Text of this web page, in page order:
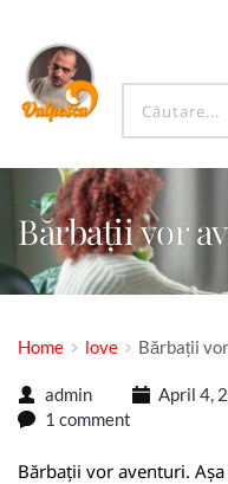
Bărbații vor
Home love Bărbații
admin April 4,
1 comment
Bărbații vor aventuri.